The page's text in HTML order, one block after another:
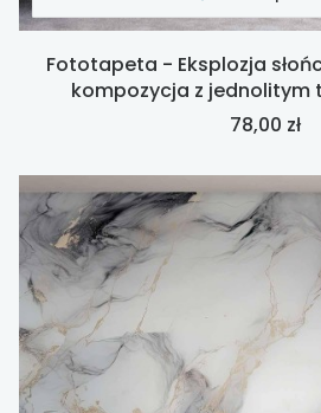
Fototapeta - Eksplozja
kompozycja z jednolitym
Cena
78,00 zł